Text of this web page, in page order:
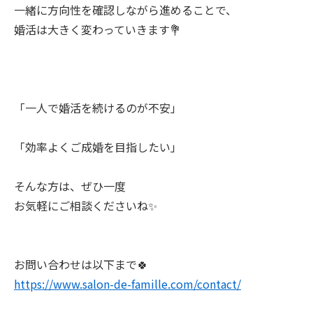
一緒に方向性を確認しながら進めることで、
婚活は大きく変わっていきます💐
「一人で婚活を続けるのが不安」
「効率よくご成婚を目指したい」
そんな方は、ぜひ一度
お気軽にご相談くださいね✨
お問い合わせは以下まで🍀
https://www.salon-de-famille.com/contact/